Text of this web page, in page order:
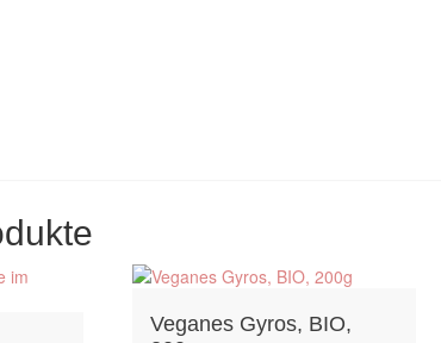
Veganes Gyros, BIO,